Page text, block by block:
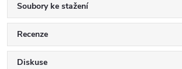
Soubory ke stažení
Recenze
Diskuse